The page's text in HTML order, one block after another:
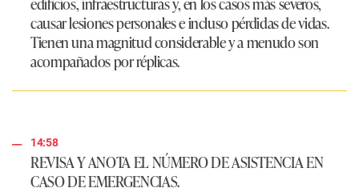
causar lesiones personales e incluso pérdidas de vidas.
Tienen una magnitud considerable y a menudo son
acompañados por réplicas.
14:58
REVISA Y ANOTA EL NÚMERO DE ASISTENCIA EN
CASO DE EMERGENCIAS.